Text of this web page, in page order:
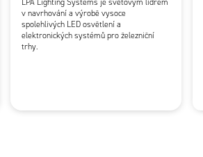
LPA Lighting Systems je světovým lídrem
v navrhování a výrobě vysoce
spolehlivých LED osvětlení a
elektronických systémů pro železniční
trhy.